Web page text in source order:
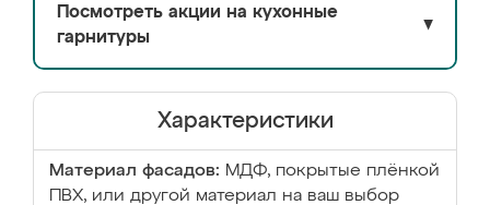
Посмотреть акции на кухонные
гарнитуры
▼
Характеристики
Материал фасадов: МДФ, покрытые плёнкой
ПВХ, или другой материал на ваш выбор